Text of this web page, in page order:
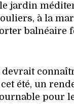
jardin
à la
balnéaire
été, un
pour